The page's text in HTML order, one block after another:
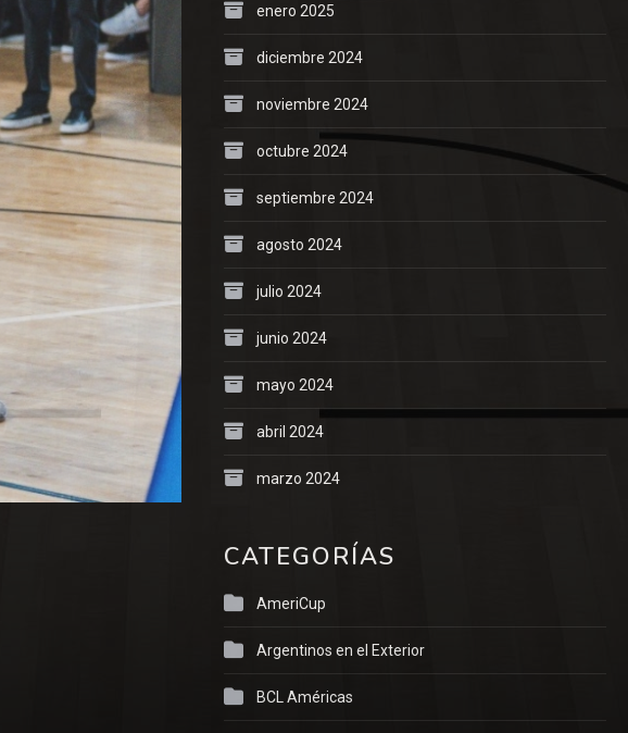
enero 2025
diciembre 2024
noviembre 2024
octubre 2024
septiembre 2024
agosto 2024
julio 2024
junio 2024
mayo 2024
abril 2024
marzo 2024
CATEGORÍAS
AmeriCup
Argentinos en el Exterior
BCL Américas